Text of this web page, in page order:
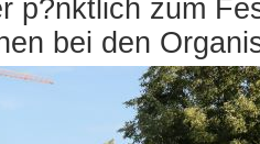
p?nktlich zum
bei den